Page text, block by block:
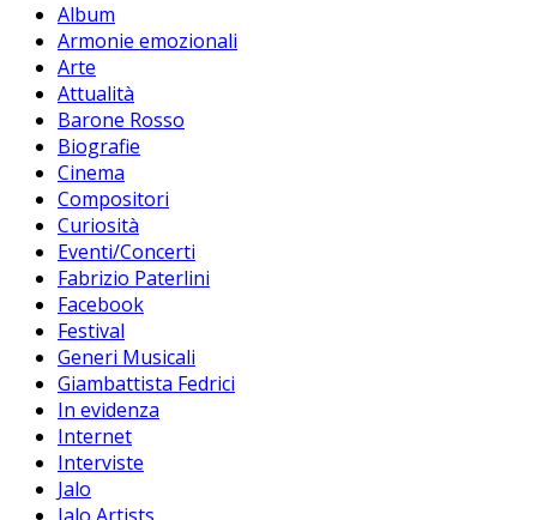
Album
Armonie emozionali
Arte
Attualità
Barone Rosso
Biografie
Cinema
Compositori
Curiosità
Eventi/Concerti
Fabrizio Paterlini
Facebook
Festival
Generi Musicali
Giambattista Fedrici
In evidenza
Internet
Interviste
Jalo